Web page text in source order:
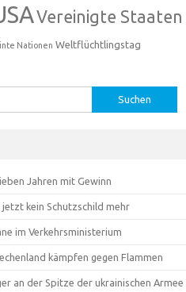
Vereinigte Staaten
Nationen Weltflüchtlingstag
Jahren mit Gewinn
kein Schutzschild mehr
im Verkehrsministerium
kämpfen gegen Flammen
an der Spitze der ukrainischen Armee